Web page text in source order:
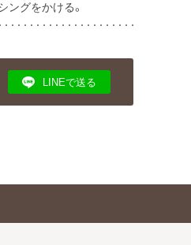
ングをかける。
LINEで送る